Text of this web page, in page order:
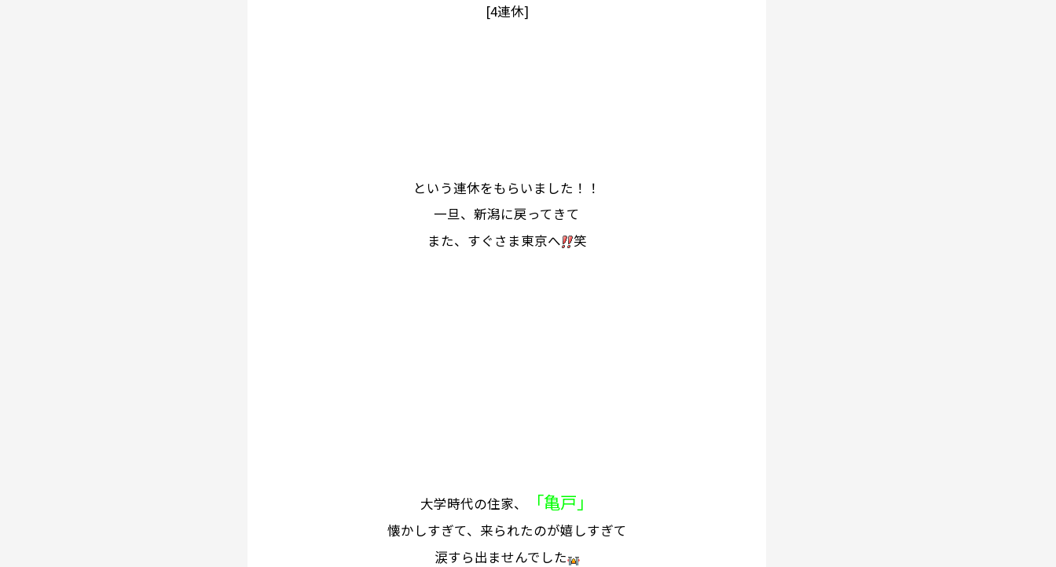
[4連休]
という連休をもらいました！！
一旦、新潟に戻ってきて
また、すぐさま東京へ
笑
大学時代の住家、 「亀戸」
懐かしすぎて、来られたのが嬉しすぎて
涙すら出ませんでした